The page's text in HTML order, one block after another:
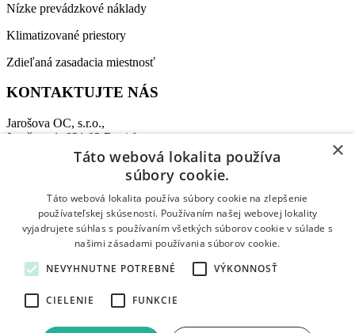
Nízke prevádzkové náklady
Klimatizované priestory
Zdieľaná zasadacia miestnosť
KONTAKTUJTE NÁS
Jarošova OC, s.r.o.,
Jarošova 1, 831 03 Bratislava
+421 911 864 009
office@jarosovaoc.com
© 2026 Jarošova Office Centre. All rights reserved.
Shopping Basket
×
Táto webová lokalita používa
súbory cookie.
Táto webová lokalita používa súbory cookie na zlepšenie
používateľskej skúsenosti. Používaním našej webovej lokality
vyjadrujete súhlas s používaním všetkých súborov cookie v súlade s
našimi zásadami používania súborov cookie.
NEVYHNUTNE POTREBNÉ
VÝKONNOSŤ
CIELENIE FUNKCIE